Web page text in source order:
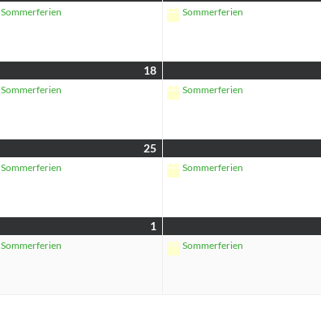
Sommerferien Sommerferien
18
Sommerferien Sommerferien
25
Sommerferien Sommerferien
1
Sommerferien Sommerferien